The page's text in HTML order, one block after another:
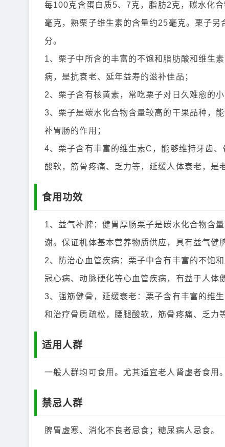
每100克含蛋白质5、7克，脂肪2克，碳水化
毫克，熟栗子维生素的含量约25毫克。栗子
分。
1、栗子中所含的丰富的不饱和脂肪酸和维生
病，是抗衰老、延年益寿的滋补佳品；
2、栗子含有核黄素，常吃栗子对日久难愈的
3、栗子是碳水化合物含量较高的干果品种，
补胃肠的作用；
4、栗子含有丰富的维生素C，能够维持牙齿
酸软，筋骨疼痛、乏力等，延缓人体衰老，是
食用功效
1、益气补脾：健胃厚肠栗子是碳水化合物含
谢。保证机体基本营养物质供应，具有益气健
2、防治心血管疾病：栗子中含有丰富的不饱
冠心病、动脉硬化等心血管疾病，有益于人体
3、强筋健骨，延缓衰老：栗子含有丰富的维
和治疗骨质疏松，腰腿酸软，筋骨疼痛、乏力
适用人群
一般人群均可食用。尤其适宜老人肾虚者食用。
禁忌人群
脾胃虚寒、消化不良者忌食；糖尿病人忌食。